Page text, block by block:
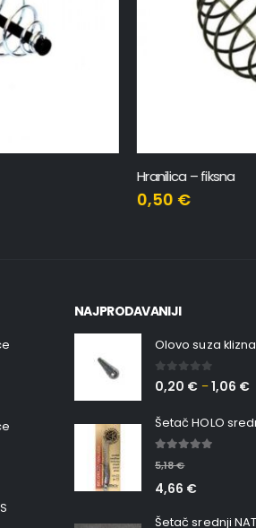
Hranilica – fiksna
NAJPRODAVANIJI
Olovo suza klizna
0 out of 5
0,20 € –1,06 €
5,18€
4,66 €